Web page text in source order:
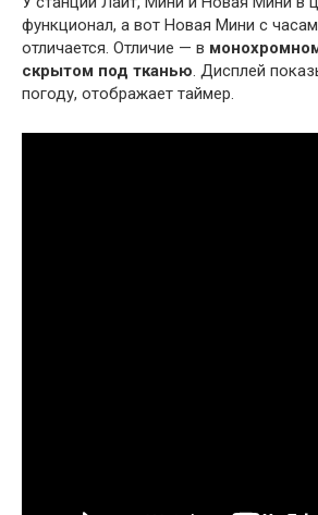
функционал, а вот Новая Мини с
отличается. Отличие — в
скрытом под тканью. Дисплей
погоду, отображает таймер.